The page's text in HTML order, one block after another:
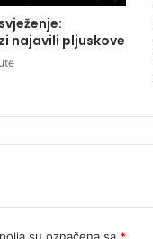
d
o
v
7
i
najavili pljuskove